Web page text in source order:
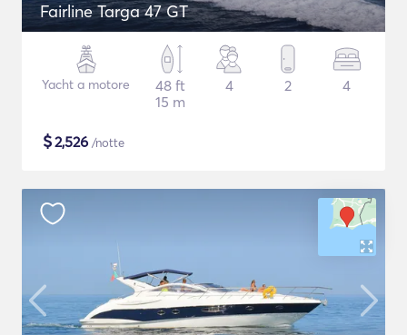
Fairline Targa 47 GT
Yacht a motore
48 ft
15 m
4 2 4
$2,526 /notte